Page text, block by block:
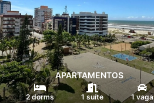
APARTAMENTOS
2 dorms 1 suíte 1 vaga